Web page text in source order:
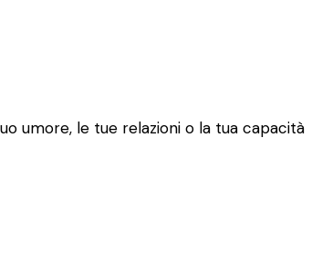
umore, le tue relazioni o la tua capacità